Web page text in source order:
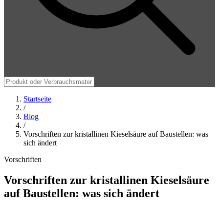
Startseite
/
Blog
/
Vorschriften zur kristallinen Kieselsäure auf Baustellen: was
sich ändert
Vorschriften
Vorschriften zur kristallinen Kieselsäure
auf Baustellen: was sich ändert